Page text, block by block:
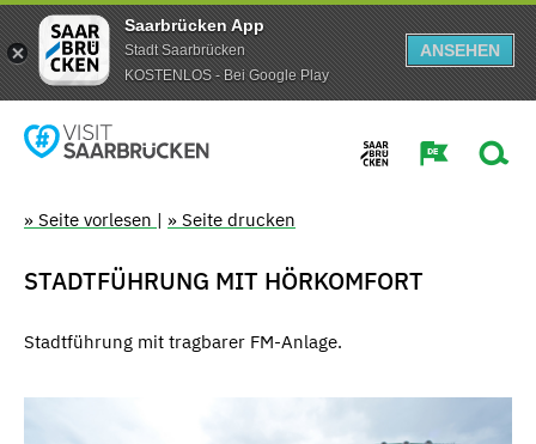
Saarbrücken App
Stadt Saarbrücken
KOSTENLOS - Bei Google Play
ANSEHEN
» Seite vorlesen | » Seite drucken
STADTFÜHRUNG MIT HÖRKOMFORT
Stadtführung mit tragbarer FM-Anlage.